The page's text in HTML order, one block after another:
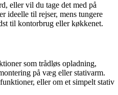
eller vil du tage det med på
ideelle til rejser, mens tungere
til kontorbrug eller køkkenet.
som trådløs opladning,
på væg eller stativarm.
eller om et simpelt stativ